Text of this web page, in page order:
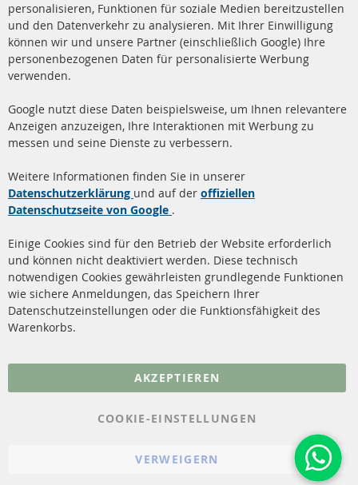
+49 (0) 4533 799 00 0
Mo-Do: 09-17 Uhr, Fr 09-16 Uhr
info@contra-automotive.de
facebook
instagram
Quick Links
Dieselpartikelfilter (DPF)
Dieselpartikelfilter
Katalysator (KAT)
Sensoren
FAQ
Kundenservice
Über uns
Versandkosten
Kontakt
Vertrag widerrufen
personalisieren, Funktionen für soziale Medien bereitzustellen
und den Datenverkehr zu analysieren. Mit Ihrer Einwilligung
können wir und unsere Partner (einschließlich Google) Ihre
personenbezogenen Daten für personalisierte Werbung
verwenden.
Google nutzt diese Daten beispielsweise, um Ihnen relevantere
Anzeigen anzuzeigen, Ihre Interaktionen mit Werbung zu
messen und seine Dienste zu verbessern.
Weitere Informationen finden Sie in unserer
Datenschutzerklärung und auf der offiziellen
Datenschutzseite von Google .
Einige Cookies sind für den Betrieb der Website erforderlich
und können nicht deaktiviert werden. Diese technisch
notwendigen Cookies gewährleisten grundlegende Funktionen
wie sichere Anmeldungen, das Speichern Ihrer
Datenschutzeinstellungen oder die Funktionsfähigkeit des
Warenkorbs.
AKZEPTIEREN
COOKIE-EINSTELLUNGEN
VERWEIGERN